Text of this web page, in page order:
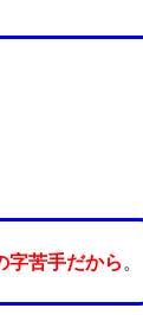
字苦手だから。